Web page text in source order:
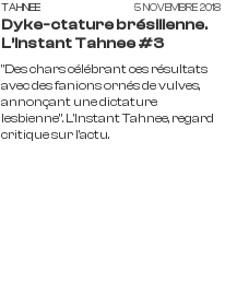
TAHNEE 5 NOVEMBRE 2018
Dyke-ctature brésilienne.
L’Instant Tahnee #3
"Des chars célébrant ces résultats
avec des fanions ornés de vulves,
annonçant une dictature
lesbienne". L'Instant Tahnee, regard
critique sur l'actu.